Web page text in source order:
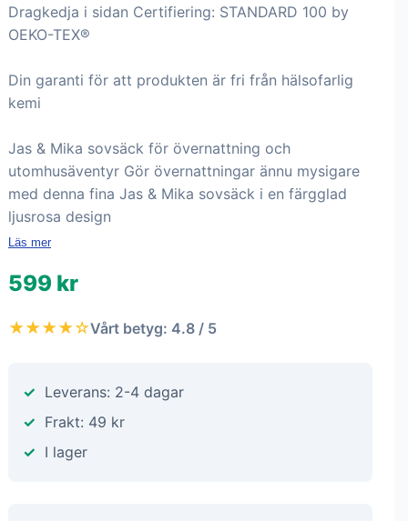
Dragkedja i sidan Certifiering: STANDARD 100 by
OEKO-TEX®
Din garanti för att produkten är fri från hälsofarlig
kemi
Jas & Mika sovsäck för övernattning och
utomhusäventyr Gör övernattningar ännu mysigare
med denna fina Jas & Mika sovsäck i en färgglad
ljusrosa design
Läs mer
599 kr
★★★★☆Vårt betyg: 4.8 / 5
Leverans: 2-4 dagar
Frakt: 49 kr
I lager